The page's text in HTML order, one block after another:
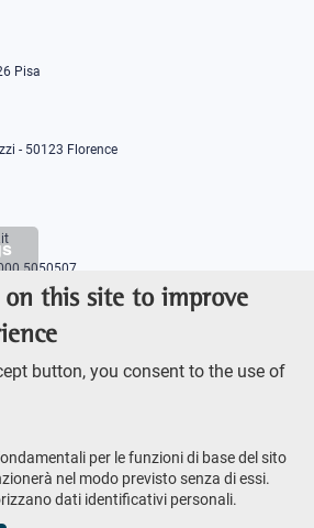
on this site to improve
button, you consent to the use of
per le funzioni di base del sito
nel modo previsto senza di essi.
dati identificativi personali.
Pisa
- 50123 Florence
5050507